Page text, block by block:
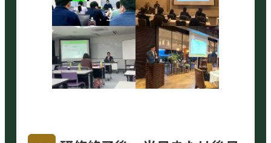
AIエージェントとフィジカルAI
生成AIが変えるマーケティングと企業の影響
生成AIの活用事例
生成AIを活用できない企業を襲う（想像できな
い）リスク
企業が生成AIを活用するために